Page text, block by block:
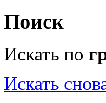
Поиск
Искать по
Искать